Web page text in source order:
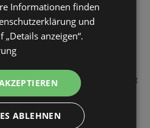
, willstim neusten Prospekt
oder brauchst die
vom nächsten Baumarkt? Dann
richtig! Hier findest du
Tour brauchst.
den passenden Angeboten ist
du nur die
Prospekte und
sind.
unser Menü oben auf der
Informationen finden
und
anzeigen“.
ABLEHNEN